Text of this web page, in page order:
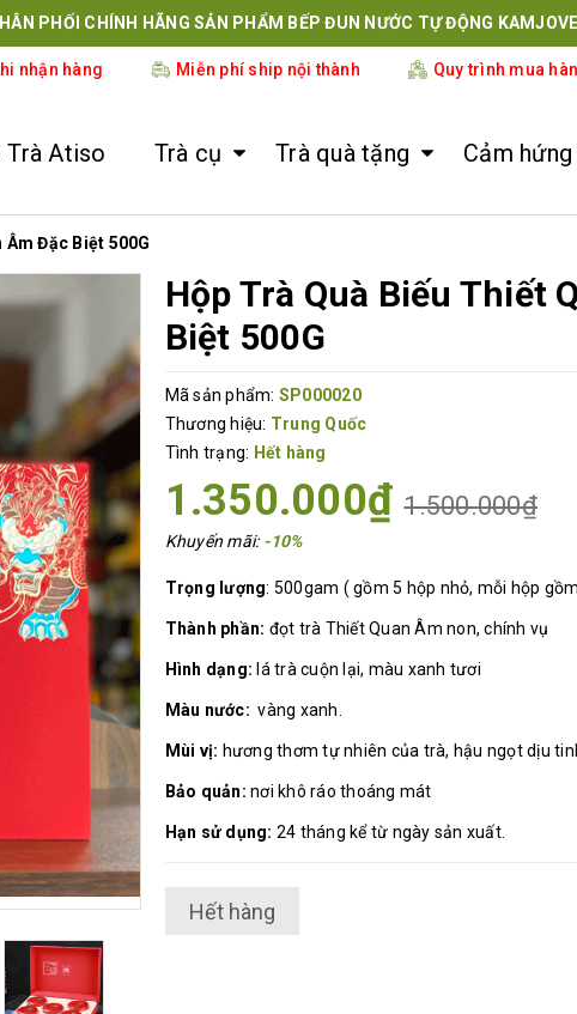
PHỐI CHÍNH HÃNG SẢN PHẨM BẾP ĐUN NƯỚC TỰ ĐỘNG KAMJOVE
nhận hàng Miễn phí ship nội thành Quy trình mua
Trà Atiso Trà cụ Trà quà tặng Cảm
Âm Đặc Biệt 500G
Hộp Trà Quà Biếu Thiết
Biệt 500G
Mã sản phẩm: SP000020
Thương hiệu: Trung Quốc
Tình trạng: Hết hàng
1.350.000₫ 1.500.000₫
Khuyến mãi: -10%
Trọng lượng: 500gam ( gồm 5 hộp nhỏ, mỗi hộp
Thành phần: đọt trà Thiết Quan Âm non, chính vụ
Hình dạng: lá trà cuộn lại, màu xanh tươi
Màu nước: vàng xanh.
Mùi vị: hương thơm tự nhiên của trà, hậu ngọt dịu
Bảo quản: nơi khô ráo thoáng mát
Hạn sử dụng: 24 tháng kể từ ngày sản xuất.
Hết hàng